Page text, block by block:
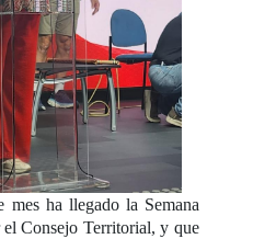
mes ha llegado la Semana
Consejo Territorial, y que